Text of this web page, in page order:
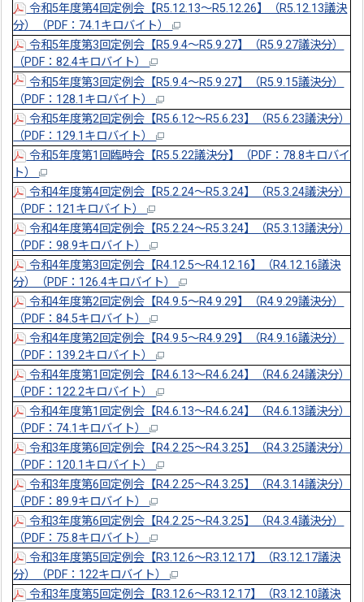
令和5年度第4回定例会【R5.12.13～R5.12.26】（R5.12.13議決
分）（PDF：74.1キロバイト）
令和5年度第3回定例会【R5.9.4～R5.9.27】（R5.9.27議決分）
（PDF：82.4キロバイト）
令和5年度第3回定例会【R5.9.4～R5.9.27】（R5.9.15議決分）
（PDF：128.1キロバイト）
令和5年度第2回定例会【R5.6.12～R5.6.23】（R5.6.23議決分）
（PDF：129.1キロバイト）
令和5年度第1回臨時会【R5.5.22議決分】（PDF：78.8キロバイ
ト）
令和4年度第4回定例会【R5.2.24～R5.3.24】（R5.3.24議決分）
（PDF：121キロバイト）
令和4年度第4回定例会【R5.2.24～R5.3.24】（R5.3.13議決分）
（PDF：98.9キロバイト）
令和4年度第3回定例会【R4.12.5～R4.12.16】（R4.12.16議決
分）（PDF：126.4キロバイト）
令和4年度第2回定例会【R4.9.5～R4.9.29】（R4.9.29議決分）
（PDF：84.5キロバイト）
令和4年度第2回定例会【R4.9.5～R4.9.29】（R4.9.16議決分）
（PDF：139.2キロバイト）
令和4年度第1回定例会【R4.6.13～R4.6.24】（R4.6.24議決分）
（PDF：122.2キロバイト）
令和4年度第1回定例会【R4.6.13～R4.6.24】（R4.6.13議決分）
（PDF：74.1キロバイト）
令和3年度第6回定例会【R4.2.25～R4.3.25】（R4.3.25議決分）
（PDF：120.1キロバイト）
令和3年度第6回定例会【R4.2.25～R4.3.25】（R4.3.14議決分）
（PDF：89.9キロバイト）
令和3年度第6回定例会【R4.2.25～R4.3.25】（R4.3.4議決分）
（PDF：75.8キロバイト）
令和3年度第5回定例会【R3.12.6～R3.12.17】（R3.12.17議決
分）（PDF：122キロバイト）
令和3年度第5回定例会【R3.12.6～R3.12.17】（R3.12.10議決